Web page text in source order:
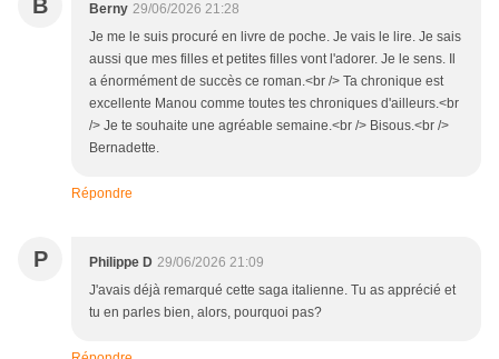
B Berny 29/06/2026 21:28
Je me le suis procuré en livre de poche. Je vais le lire. Je sais
aussi que mes filles et petites filles vont l'adorer. Je le sens. Il
a énormément de succès ce roman.<br /> Ta chronique est
excellente Manou comme toutes tes chroniques d'ailleurs.<br
/> Je te souhaite une agréable semaine.<br /> Bisous.<br />
Bernadette.
Répondre
P Philippe D 29/06/2026 21:09
J'avais déjà remarqué cette saga italienne. Tu as apprécié et
tu en parles bien, alors, pourquoi pas?